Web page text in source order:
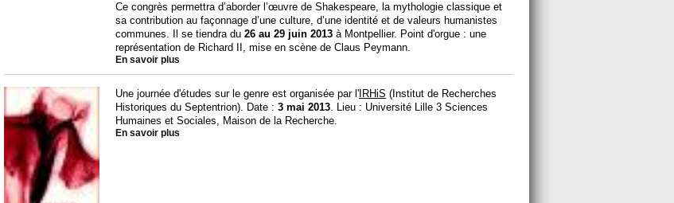
Ce congrès permettra d’aborder l’œuvre de Shakespeare, la mythologie classique et
sa contribution au façonnage d’une culture, d’une identité et de valeurs humanistes
communes. Il se tiendra du 26 au 29 juin 2013 à Montpellier. Point d'orgue : une
représentation de Richard II, mise en scène de Claus Peymann.
En savoir plus
Une journée d'études sur le genre est organisée par l' IRHiS (Institut de Recherches
Historiques du Septentrion). Date : 3 mai 2013. Lieu : Université Lille 3 Sciences
Humaines et Sociales, Maison de la Recherche.
En savoir plus